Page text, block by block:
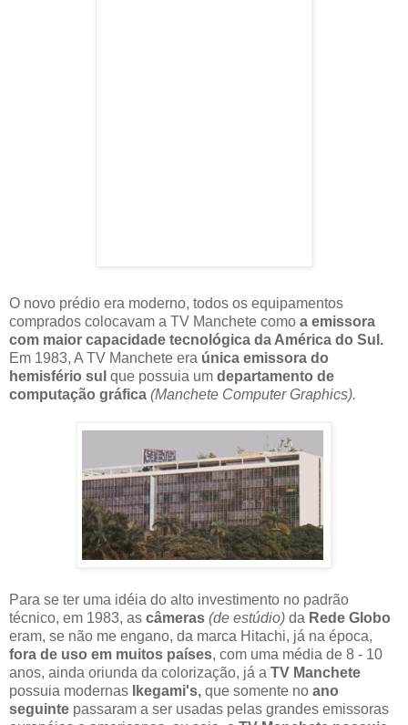
O novo prédio era moderno, todos os equipamentos
comprados colocavam a TV Manchete como a emissora
com maior capacidade tecnológica da América do Sul.
Em 1983, A TV Manchete era única emissora do
hemisfério sul que possuia um departamento de
computação gráfica (Manchete Computer Graphics).
Para se ter uma idéia do alto investimento no padrão
técnico, em 1983, as câmeras (de estúdio) da Rede Globo
eram, se não me engano, da marca Hitachi, já na época,
fora de uso em muitos países, com uma média de 8 - 10
anos, ainda oriunda da colorização, já a TV Manchete
possuia modernas
Ikegami's, que somente no ano
seguinte passaram a ser usadas pelas grandes emissoras